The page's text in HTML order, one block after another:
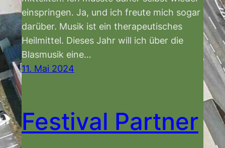
einspringen. Ja, und ich freute mich sogar
darüber. Musik ist ein therapeutisches
Heilmittel. Dieses Jahr will ich über die
Blasmusik eine…
11. Mai 2024
Festival Partner